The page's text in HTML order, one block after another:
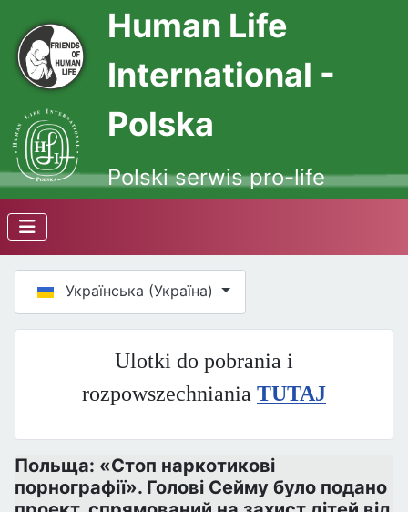
Human Life
International -
Polska
Polski serwis pro-life
Оберіть свою мову
Українська (Україна)
Ulotki do pobrania i
rozpowszechniania TUTAJ
Польща: «Стоп наркотикові
порнографії». Голові Сейму було подано